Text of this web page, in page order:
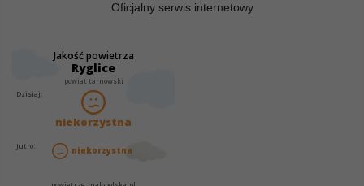
Oficjalny serwis internetowy